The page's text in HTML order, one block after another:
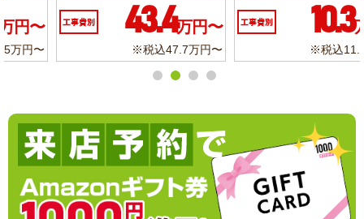
工事費別 10.3万円〜
※税込11.3万円〜
工事費別 6.2 万円〜
※税込6.8万円〜